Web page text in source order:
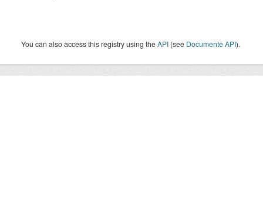
You can also access this registry using theAPI (see Documente API).